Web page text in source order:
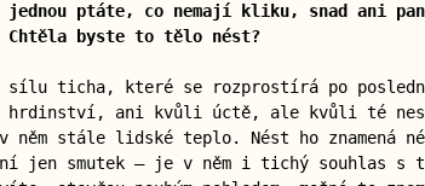
ptáte, co nemají kliku, snad ani
Chtěla byste to tělo nést?
sílu ticha, které se rozprostírá po
hrdinství, ani kvůli úctě, ale kvůli té
něm stále lidské teplo. Nést ho
jen smutek — je v něm i tichý souhlas s